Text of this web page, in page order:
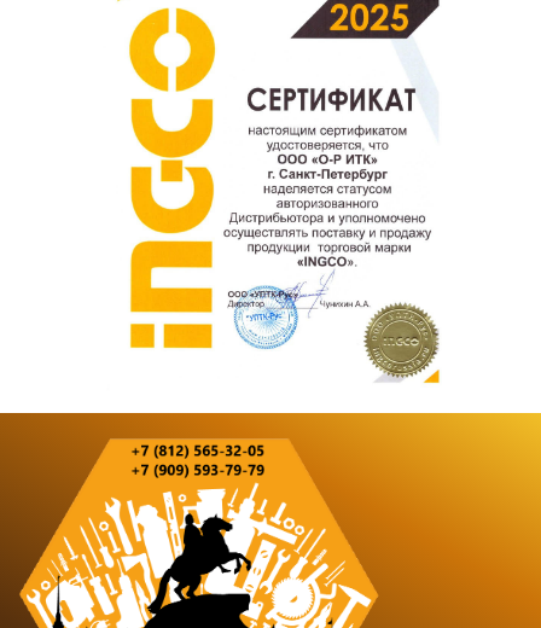
Оставить отзыв о покупке